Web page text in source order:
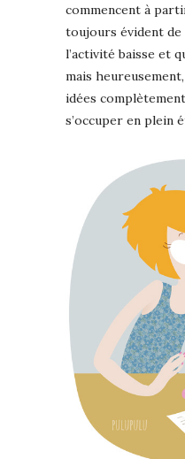
commencent à
toujours évident
l’activité baisse et
mais
idées
s’occuper en plein